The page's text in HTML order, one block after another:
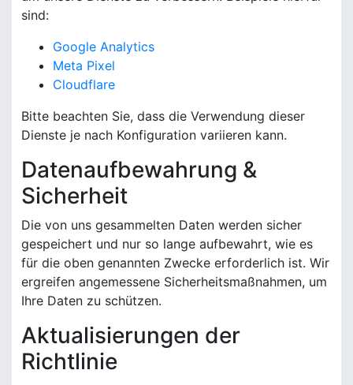
sind:
Google Analytics
Meta Pixel
Cloudflare
Bitte beachten Sie, dass die Verwendung dieser
Dienste je nach Konfiguration variieren kann.
Datenaufbewahrung &
Sicherheit
Die von uns gesammelten Daten werden sicher
gespeichert und nur so lange aufbewahrt, wie es
für die oben genannten Zwecke erforderlich ist. Wir
ergreifen angemessene Sicherheitsmaßnahmen, um
Ihre Daten zu schützen.
Aktualisierungen der
Richtlinie